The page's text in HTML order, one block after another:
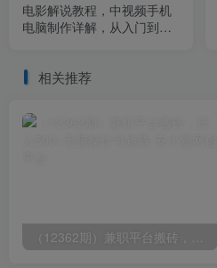
电影解说教程，中视频手机
电脑制作详解，从入门到解
相关推荐
（12362期）兼职平台搬砖，日入500+无脑操作可矩阵